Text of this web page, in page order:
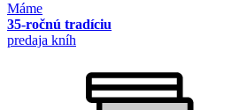
Máme
35-ročnú tradíciu
predaja kníh